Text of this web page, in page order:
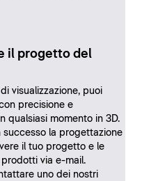
il progetto del
visualizzazione, puoi
precisione e
qualsiasi momento in 3D.
la progettazione
il tuo progetto e le
via e-mail.
uno dei nostri